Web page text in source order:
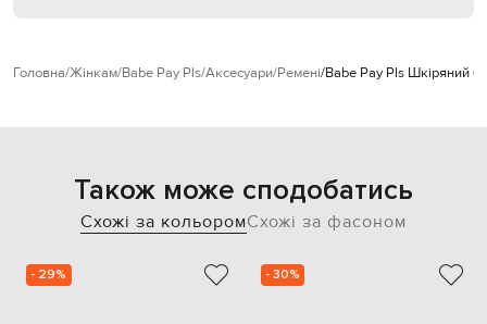
Головна Жінкам Babe Pay Pls Аксесуари Ремені Babe Pay Pls Шкіряний
Також може сподобатись
Схожі за кольоромСхожі за фасоном
- 29% - 30%